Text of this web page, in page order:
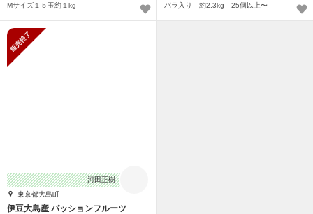
Mサイズ１５玉約１kg バラ入り 約2.3kg 25個以上〜
河田正樹
東京都大島町
伊豆大島産 パッションフルーツ